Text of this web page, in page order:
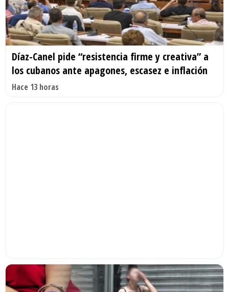
Díaz-Canel pide “resistencia firme y creativa” a
los cubanos ante apagones, escasez e inflación
Hace 13 horas